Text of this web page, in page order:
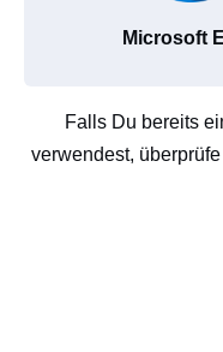
Microsoft
Falls Du bereits
verwendest,